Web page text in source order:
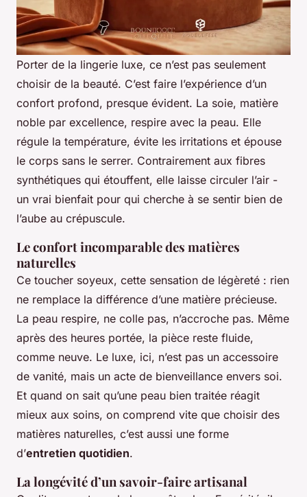
Porter de la lingerie luxe, ce n’est pas seulement
choisir de la beauté. C’est faire l’expérience d’un
confort profond, presque évident. La soie, matière
noble par excellence, respire avec la peau. Elle
régule la température, évite les irritations et épouse
le corps sans le serrer. Contrairement aux fibres
synthétiques qui étouffent, elle laisse circuler l’air -
un vrai bienfait pour qui cherche à se sentir bien de
l’aube au crépuscule.
Le confort incomparable des matières
naturelles
Ce toucher soyeux, cette sensation de légèreté : rien
ne remplace la différence d’une matière précieuse.
La peau respire, ne colle pas, n’accroche pas. Même
après des heures portée, la pièce reste fluide,
comme neuve. Le luxe, ici, n’est pas un accessoire
de vanité, mais un acte de bienveillance envers soi.
Et quand on sait qu’une peau bien traitée réagit
mieux aux soins, on comprend vite que choisir des
matières naturelles, c’est aussi une forme
d’entretien quotidien.
La longévité d’un savoir-faire artisanal